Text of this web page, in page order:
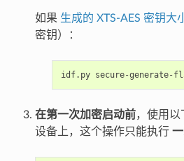
如果 生成的 XTS-AES 密钥大
密钥）：
idf.py secure-generate-
在第一次加密启动前，使用以
设备上，这个操作只能执行